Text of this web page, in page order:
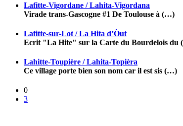
Lafitte-Vigordane / Lahita-Vigordana
Virade trans-Gascogne #1 De Toulouse à (…)
Lafitte-sur-Lot / La Hita d’Òut
Ecrit "La Hite" sur la Carte du Bourdelois du
Lahitte-Toupière / Lahita-Topièra
Ce village porte bien son nom car il est sis (…)
0
3